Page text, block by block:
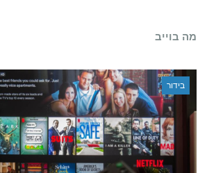
מה בוייב
בידור